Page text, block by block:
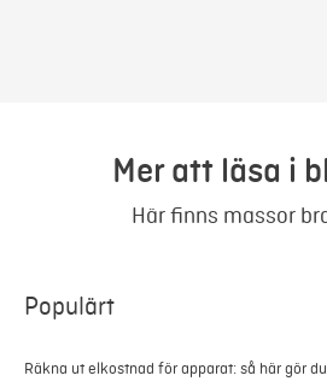
Mer att läsa i
Här finns massor
Populärt
Räkna ut elkostnad för apparat: så här gör du